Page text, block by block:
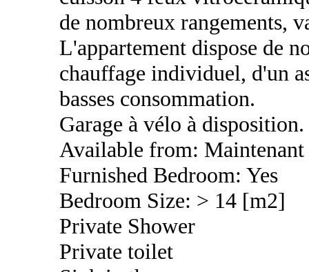
de nombreux rangements,
L'appartement dispose de
chauffage individuel, d'un
basses consommation.
Garage à vélo à disposition.
Available from: Maintenant
Furnished Bedroom: Yes
Bedroom Size: > 14 [m2]
Private Shower
Private toilet